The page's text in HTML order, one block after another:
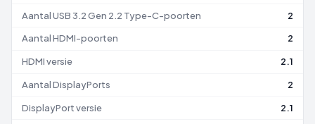
Aantal USB 3.2 Gen 2.2 Type-C-poorten 2
Aantal HDMI-poorten 2
HDMI versie 2.1
Aantal DisplayPorts 2
DisplayPort versie 2.1